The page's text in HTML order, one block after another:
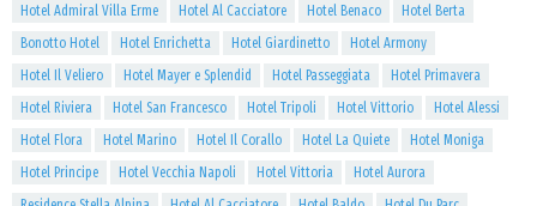
Hotel Admiral Villa Erme
Hotel Al Cacciatore Hotel Benaco
Hotel Berta
Bonotto Hotel
Hotel Enrichetta Hotel Giardinetto
Hotel Armony
Hotel Il Veliero
Hotel Mayer e Splendid Hotel Passeggiata
Hotel Primavera
Hotel Riviera
Hotel San Francesco Hotel Tripoli Hotel Vittorio
Hotel Alessi
Hotel Flora
Hotel Marino Hotel Il Corallo Hotel La Quiete
Hotel Moniga
Hotel Principe
Hotel Vecchia Napoli Hotel Vittoria
Hotel Aurora